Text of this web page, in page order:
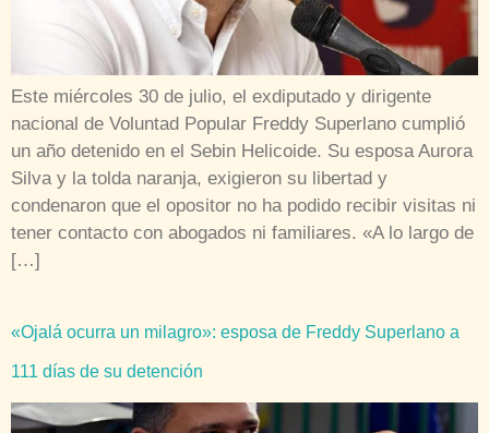
Este miércoles 30 de julio, el exdiputado y dirigente
nacional de Voluntad Popular Freddy Superlano cumplió
un año detenido en el Sebin Helicoide. Su esposa Aurora
Silva y la tolda naranja, exigieron su libertad y
condenaron que el opositor no ha podido recibir visitas ni
tener contacto con abogados ni familiares. «A lo largo de
[…]
«Ojalá ocurra un milagro»: esposa de Freddy Superlano a
111 días de su detención